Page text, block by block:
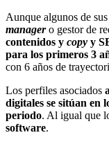
Aunque algunos de
manager o gestor de
contenidos y copy y
para los primeros 3
con 6 años de
Los perfiles asociados
digitales se sitúan en
periodo. Al igual que
software.